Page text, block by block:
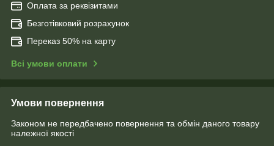
Оплата за реквізитами
Безготівковий розрахунок
Переказ 50% на карту
Всі умови оплати
Умови повернення
Законом не передбачено повернення та обмін даного товару
належної якості